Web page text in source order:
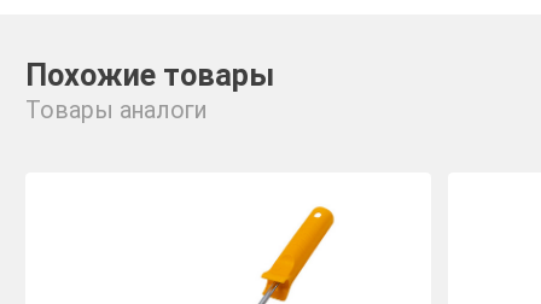
Похожие товары
Товары аналоги